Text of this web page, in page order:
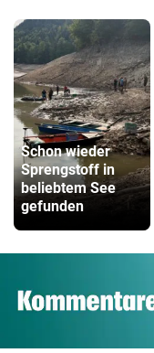
Schon wieder
Sprengstoff in
beliebtem See
gefunden